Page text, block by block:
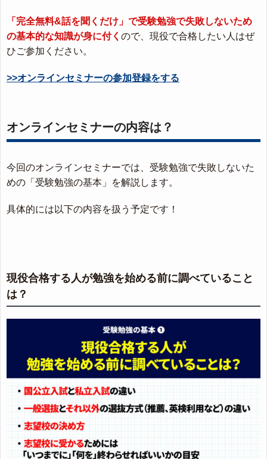
「完全無料&話を聞くだけ」で受験勉強で失敗しないため
の基本的な知識が身に付く ので、現役で合格したい人はぜ
ひご参加ください。
>>オンラインセミナーの参加登録をする
オンラインセミナーの内容は？
今回のオンラインセミナーでは、受験勉強で失敗しないた
めの「受験勉強の基本」を解説します。
具体的には以下の内容を扱う予定です！
現役合格する人が勉強を始める前に調べていること
は？